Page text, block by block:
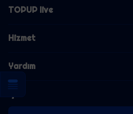
TOPUP live
Hizmet
Yardım
İş